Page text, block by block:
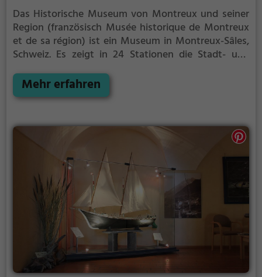
Das Historische Museum von Montreux und seiner
Region (französisch Musée historique de Montreux
et de sa région) ist ein Museum in Montreux-Sâles,
Schweiz. Es zeigt in 24 Stationen die Stadt- und
Kulturgut von regionaler Bedeutung unter Schutz
gestellt.
Mehr erfahren